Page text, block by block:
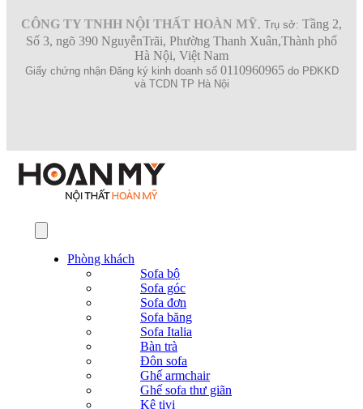
CÔNG TY TNHH NỘI THẤT HOÀN MỸ. Trụ sở: Tầng 2,
Số 3, ngõ 390 NguyễnTrãi, Phường Thanh Xuân,Thành phố
Hà Nội, Việt Nam
Giấy chứng nhận Đăng ký kinh doanh số 0110960965do PĐKKD
và TCDN TP Hà Nội
Phòng khách
Sofa bộ
Sofa góc
Sofa đơn
Sofa băng
Sofa Italia
Bàn trà
Đôn sofa
Ghế armchair
Ghế sofa thư giãn
Kệ tivi